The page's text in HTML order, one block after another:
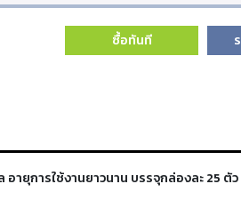
ซื้อทันที
ยุการใช้งานยาวนาน บรรจุกล่องละ 25 ตัว